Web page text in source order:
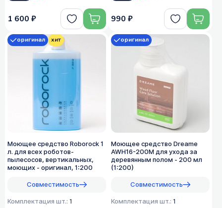
1 600 ₽ 990 ₽
Моющее средство Roborock 1
л. для всех роботов-
пылесосов, вертикальных,
моющих - оригинал, 1:200
Совместимость
Комплектация шт.: 1
оригинал хит
Моющее средство Dreame
AWH16-200M для ухода за
деревянным полом - 200 мл
(1:200)
Совместимость
Комплектация шт.: 1
оригинал